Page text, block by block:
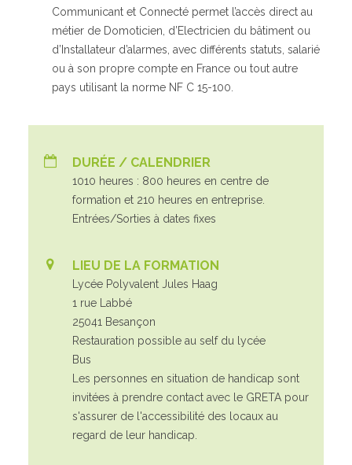
Communicant et Connecté permet l’accès direct au
métier de Domoticien, d’Electricien du bâtiment ou
d’Installateur d’alarmes, avec différents statuts, salarié
ou à son propre compte en France ou tout autre
pays utilisant la norme NF C 15-100.
DURÉE / CALENDRIER
1010 heures : 800 heures en centre de
formation et 210 heures en entreprise.
Entrées/Sorties à dates fixes
LIEU DE LA FORMATION
Lycée Polyvalent Jules Haag
1 rue Labbé
25041 Besançon
Restauration possible au self du lycée
Bus
Les personnes en situation de handicap sont
invitées à prendre contact avec le GRETA pour
s'assurer de l'accessibilité des locaux au
regard de leur handicap.